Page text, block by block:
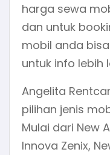
harga sewa
dan untuk
mobil anda
untuk info lebih
Angelita
pilihan jenis
Mulai dari New
Innova Zenix,